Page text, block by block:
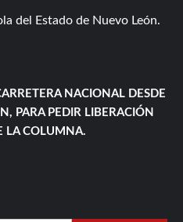
del Estado de Nuevo León.
NACIONAL DESDE
PARA PEDIR LIBERACIÓN
LA COLUMNA.